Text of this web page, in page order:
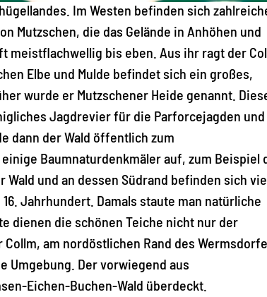
Im Westen befinden sich
Mutzschen, die das Gelände in Anhöhen und
meistflachwellig bis eben. Aus ihr ragt der
Elbe und Mulde befindet sich ein großes,
wurde er Mutzschener Heide genannt.
Jagdrevier für die Parforcejagden
dann der Wald öffentlich zum
Baumnaturdenkmäler auf, zum Beispiel
und an dessen Südrand befinden sich
Jahrhundert. Damals staute man natürliche
dienen die schönen Teiche nicht nur der
am nordöstlichen Rand des
Umgebung. Der vorwiegend aus
Eichen-Buchen-Wald überdeckt.